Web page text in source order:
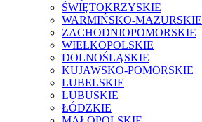
ŚWIĘTOKRZYSKIE
WARMIŃSKO-MAZURSKIE
ZACHODNIOPOMORSKIE
WIELKOPOLSKIE
DOLNOŚLĄSKIE
KUJAWSKO-POMORSKIE
LUBELSKIE
LUBUSKIE
ŁÓDZKIE